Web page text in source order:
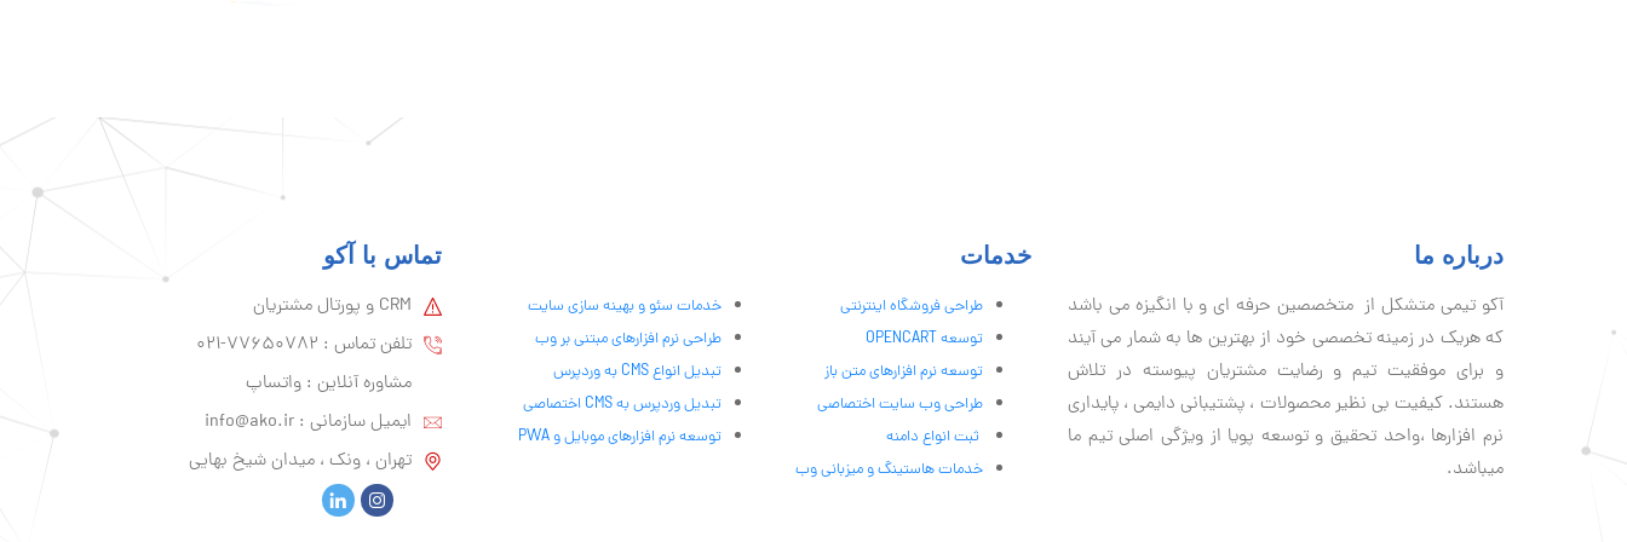
درباره ما
آكو تيمی متشکل از متخصصین حرفه ای و با انگیزه می باشد
که هریک در زمینه تخصصی خود از بهترین ها به شمار می آیند
و برای موفقیت تيم و رضایت مشتریان پیوسته در تلاش
هستند. کیفیت بی نظير محصولات ، پشتیبانی دايمی ، پایداری
نرم افزارها ،واحد تحقیق و توسعه پویا از ویژگی اصلی تیم ما
میباشد.
خدمات
طراحی فروشگاه اینترنتی
توسعه OPENCART
توسعه نرم افزارهای متن باز
طراحی وب سایت اختصاصی
ثبت انواع دامنه
خدمات هاستینگ و میزبانی وب
خدمات سئو و بهینه سازی سایت
طراحی نرم افزارهای مبتنی بر وب
تبدیل انواع CMS به وردپرس
تبدیل وردپرس به CMS اختصاصی
توسعه نرم افزارهای موبایل و PWA
تماس با آکو
CRM و پورتال مشتریان
تلفن تماس :‌ 77650782-021
مشاوره آنلاین : واتساپ
ایمیل سازمانی :‌info@ako.ir
تهران ، ونک ، میدان شیخ بهایی